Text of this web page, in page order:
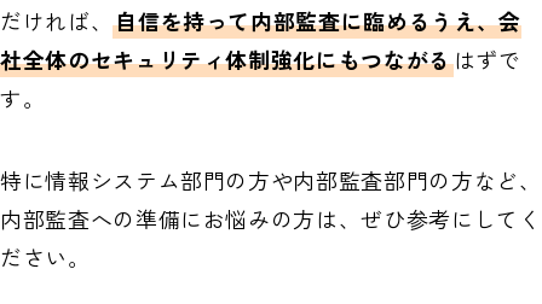
だければ、自信を持って内部監査に臨めるうえ、会
社全体のセキュリティ体制強化にもつながるはずで
す。
特に情報システム部門の方や内部監査部門の方など、
内部監査への準備にお悩みの方は、ぜひ参考にしてく
ださい。